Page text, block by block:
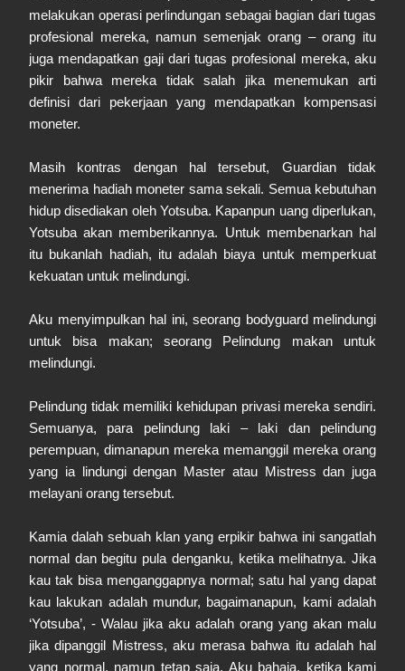
melakukan operasi perlindungan sebagai bagian dari tugas
profesional mereka, namun semenjak orang – orang itu
juga mendapatkan gaji dari tugas profesional mereka, aku
pikir bahwa mereka tidak salah jika menemukan arti
definisi dari pekerjaan yang mendapatkan kompensasi
moneter.
Masih kontras dengan hal tersebut, Guardian tidak
menerima hadiah moneter sama sekali. Semua kebutuhan
hidup disediakan oleh Yotsuba. Kapanpun uang diperlukan,
Yotsuba akan memberikannya. Untuk membenarkan hal
itu bukanlah hadiah, itu adalah biaya untuk memperkuat
kekuatan untuk melindungi.
Aku menyimpulkan hal ini, seorang bodyguard melindungi
untuk bisa makan; seorang Pelindung makan untuk
melindungi.
Pelindung tidak memiliki kehidupan privasi mereka sendiri.
Semuanya, para pelindung laki – laki dan pelindung
perempuan, dimanapun mereka memanggil mereka orang
yang ia lindungi dengan Master atau Mistress dan juga
melayani orang tersebut.
Kamia dalah sebuah klan yang erpikir bahwa ini sangatlah
normal dan begitu pula denganku, ketika melihatnya. Jika
kau tak bisa menganggapnya normal; satu hal yang dapat
kau lakukan adalah mundur, bagaimanapun, kami adalah
‘Yotsuba’, - Walau jika aku adalah orang yang akan malu
jika dipanggil Mistress, aku merasa bahwa itu adalah hal
yang normal, namun tetap saja. Aku bahaia, ketika kami